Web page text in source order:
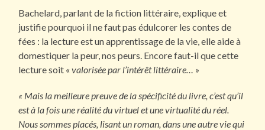
Bachelard, parlant de la fiction littéraire, explique et
justifie pourquoi il ne faut pas édulcorer les contes de
fées : la lecture est un apprentissage de la vie, elle aide à
domestiquer la peur, nos peurs. Encore faut-il que cette
lecture soit «valorisée par l’intérêt littéraire… »
« Mais la meilleure preuve de la spécificité du livre, c’est qu’il
est à la fois une réalité du virtuel et une virtualité du réel.
Nous sommes placés, lisant un roman, dans une autre vie qui